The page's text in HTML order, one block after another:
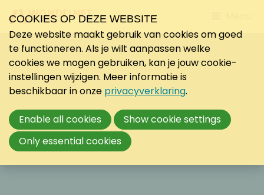
to
COOKIES OP DEZE WEBSITE
Deze website maakt gebruik van cookies om goed
te functioneren. Als je wilt aanpassen welke
cookies we mogen gebruiken, kan je jouw cookie-
instellingen wijzigen. Meer informatie is
beschikbaar in onze privacyverklaring.
Enable all cookies
Show cookie settings
Only essential cookies